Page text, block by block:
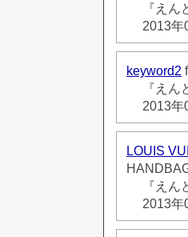
『え
2013年
keyword2
『え
2013年
LOUIS
『え
2013年